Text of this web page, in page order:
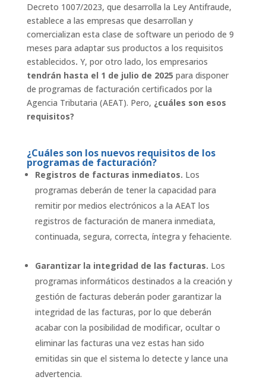
Decreto 1007/2023, que desarrolla la Ley Antifraude,
establece a las empresas que desarrollan y
comercializan esta clase de software un periodo de 9
meses para adaptar sus productos a los requisitos
establecidos. Y, por otro lado, los empresarios
tendrán hasta el 1 de julio de 2025 para disponer
de programas de facturación certificados por la
Agencia Tributaria (AEAT). Pero, ¿cuáles son esos
requisitos?
¿Cuáles son los nuevos requisitos de los
programas de facturación?
Registros de facturas inmediatos. Los
programas deberán de tener la capacidad para
remitir por medios electrónicos a la AEAT los
registros de facturación de manera inmediata,
continuada, segura, correcta, íntegra y fehaciente.
Garantizar la integridad de las facturas. Los
programas informáticos destinados a la creación y
gestión de facturas deberán poder garantizar la
integridad de las facturas, por lo que deberán
acabar con la posibilidad de modificar, ocultar o
eliminar las facturas una vez estas han sido
emitidas sin que el sistema lo detecte y lance una
advertencia.